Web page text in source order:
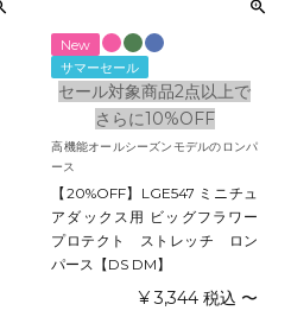
New
サマーセール
セール対象商品2点以上で
さらに10%OFF
高機能オールシーズンモデルのロンパ
ース
【20%OFF】LGE547 ミニチュ
アダックス用 ビッグフラワー
プロテクト ストレッチ ロン
パース【DS DM】
¥ 3,344 税込 〜